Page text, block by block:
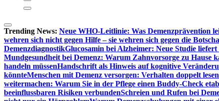
Trending News: Neue WHO-Leitlinie: Was Demenzprävention
wehren sich nicht gegen Hilfe – sie wehren sich gegen die
DemenzdiagnostikGlucosamin bei Alzheimer: Neue Studie
Mundgesundheit bei Demenz: Warum Zahnvorsorge zu Hause
handeln müssenHandschrift als Hinweis auf kognitive
könnteMenschen mit Demenz versorgen: Verhalten doppelt lesen
weitermachen: Warum Sie in der Pflege einen Buddy-Check
beeinflussbaren Risiken verbundenSchreien und Rufen bei